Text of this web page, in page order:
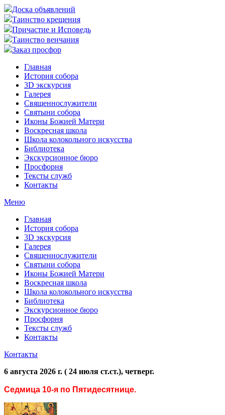
Доска объявлений
Таинство крещения
Причастие и Исповедь
Таинство венчания
Заказ просфор
Главная
История собора
3D экскурсия
Галерея
Священнослужители
Святыни собора
Иконы Божией Матери
Воскресная школа
Школа колокольного искусства
Библиотека
Экскурсионное бюро
Просфорня
Тексты служб
Контакты
Меню
Главная
История собора
3D экскурсия
Галерея
Священнослужители
Святыни собора
Иконы Божией Матери
Воскресная школа
Школа колокольного искусства
Библиотека
Экскурсионное бюро
Просфорня
Тексты служб
Контакты
Контакты
6 августа 2026 г. ( 24 июля ст.ст.), четверг.
Седмица 10-я по Пятидесятнице.